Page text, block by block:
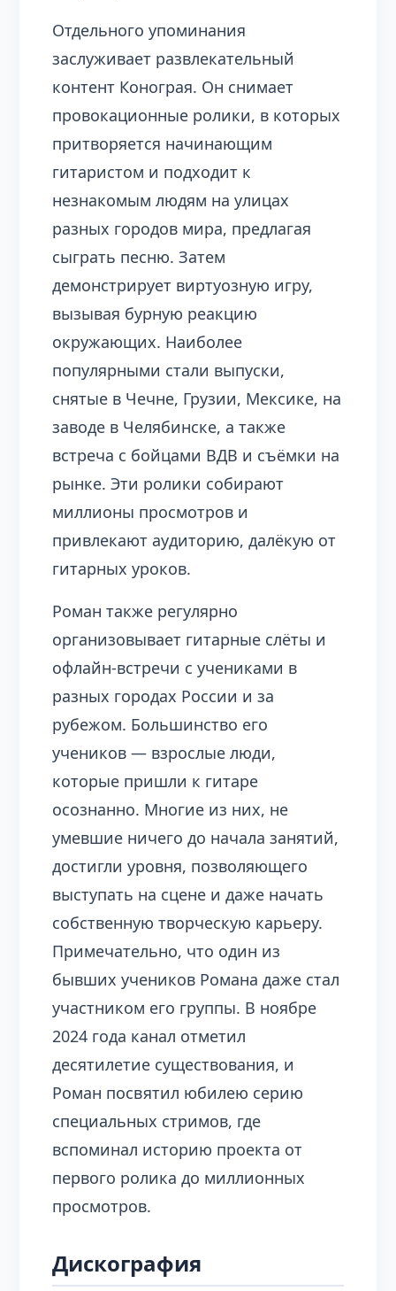
Отдельного упоминания
заслуживает развлекательный
контент Конограя. Он снимает
провокационные ролики, в которых
притворяется начинающим
гитаристом и подходит к
незнакомым людям на улицах
разных городов мира, предлагая
сыграть песню. Затем
демонстрирует виртуозную игру,
вызывая бурную реакцию
окружающих. Наиболее
популярными стали выпуски,
снятые в Чечне, Грузии, Мексике, на
заводе в Челябинске, а также
встреча с бойцами ВДВ и съёмки на
рынке. Эти ролики собирают
миллионы просмотров и
привлекают аудиторию, далёкую от
гитарных уроков.
Роман также регулярно
организовывает гитарные слёты и
офлайн-встречи с учениками в
разных городах России и за
рубежом. Большинство его
учеников — взрослые люди,
которые пришли к гитаре
осознанно. Многие из них, не
умевшие ничего до начала занятий,
достигли уровня, позволяющего
выступать на сцене и даже начать
собственную творческую карьеру.
Примечательно, что один из
бывших учеников Романа даже стал
участником его группы. В ноябре
2024 года канал отметил
десятилетие существования, и
Роман посвятил юбилею серию
специальных стримов, где
вспоминал историю проекта от
первого ролика до миллионных
просмотров.
Дискография